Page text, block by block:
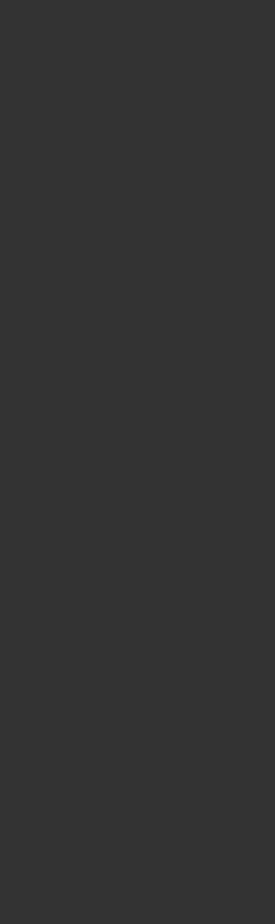
Майами черная